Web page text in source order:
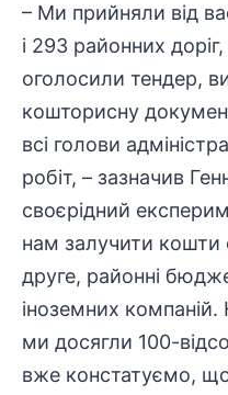
– Ми прийняли від
і 293 районних
оголосили тендер,
кошторисну
всі голови
робіт, – зазначив
своєрідний
нам залучити кошти
друге, районні
іноземних
ми досягли 100-
вже констатуємо,